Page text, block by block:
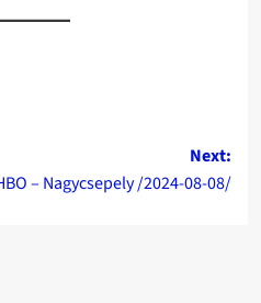
Next:
– Nagycsepely /2024-08-08/